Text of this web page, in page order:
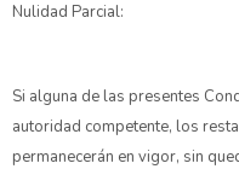
Nulidad Parcial:
Si alguna de las presentes
autoridad competente, los
permanecerán en vigor, sin